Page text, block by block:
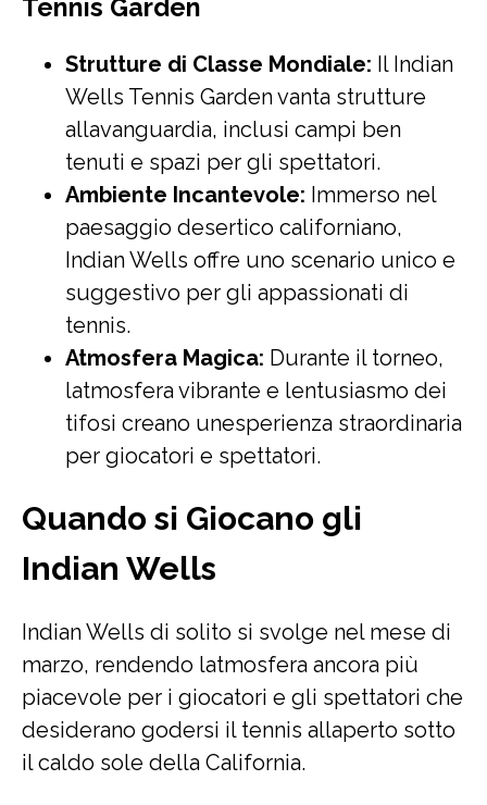
Tennis Garden
Strutture di Classe Mondiale: Il Indian
Wells Tennis Garden vanta strutture
allavanguardia, inclusi campi ben
tenuti e spazi per gli spettatori.
Ambiente Incantevole: Immerso nel
paesaggio desertico californiano,
Indian Wells offre uno scenario unico e
suggestivo per gli appassionati di
tennis.
Atmosfera Magica: Durante il torneo,
latmosfera vibrante e lentusiasmo dei
tifosi creano unesperienza straordinaria
per giocatori e spettatori.
Quando si Giocano gli
Indian Wells
Indian Wells di solito si svolge nel mese di
marzo, rendendo latmosfera ancora più
piacevole per i giocatori e gli spettatori che
desiderano godersi il tennis allaperto sotto
il caldo sole della California.